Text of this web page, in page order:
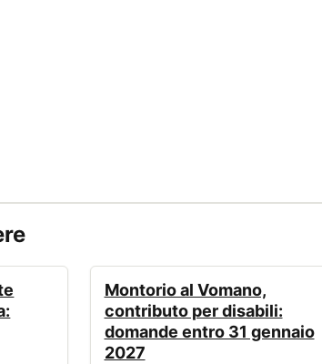
Montorio al Vomano,
contributo per disabili:
domande entro 31 gennaio
2027